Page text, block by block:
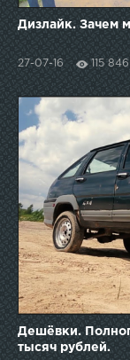
Дизлайк. Зачем
27-07-16 115 846
Дешёвки.
тысяч рублей.